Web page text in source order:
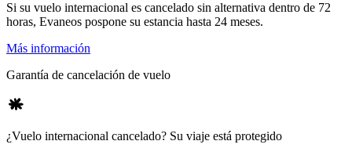
Si su vuelo internacional es cancelado sin alternativa dentro de 72
horas, Evaneos pospone su estancia hasta 24 meses.
Más información
Garantía de cancelación de vuelo
¿Vuelo internacional cancelado? Su viaje está protegido